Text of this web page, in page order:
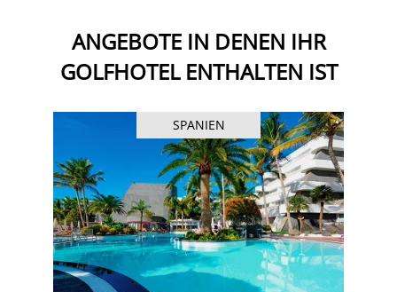
ANGEBOTE IN DENEN IHR
GOLFHOTEL ENTHALTEN IST
SPANIEN